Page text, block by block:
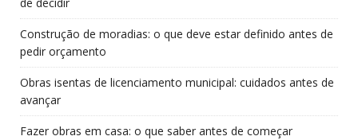
de decidir
Construção de moradias: o que deve estar definido antes de
pedir orçamento
Obras isentas de licenciamento municipal: cuidados antes de
avançar
Fazer obras em casa: o que saber antes de começar